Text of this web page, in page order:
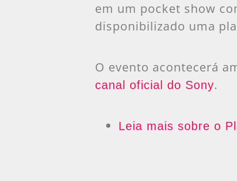
em um pocket show
disponibilizado uma
O evento acontecerá
canal oficial do Sony.
Leia mais sobre o